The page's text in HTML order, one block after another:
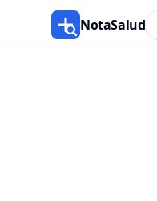
NotaSalud